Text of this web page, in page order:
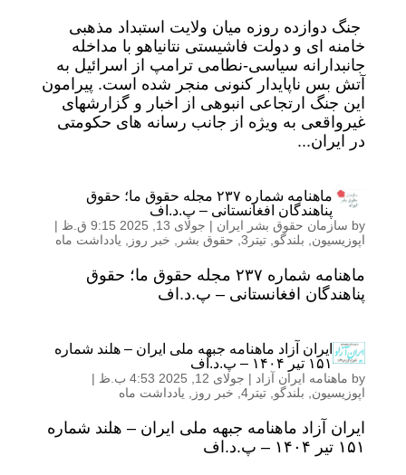
جنگ دوازده روزه میان ولایت استبداد مذهبی
خامنه ای و دولت فاشیستی نتانیاهو با مداخله
جانبدارانه سیاسی-نطامی ترامپ از اسرائیل به
آتش بس ناپایدار کنونی منجر شده است. پیرامون
این جنگ ارتجاعی انبوهی از اخبار و گزارشهای
غیرواقعی به ویژه از جانب رسانه های حکومتی
در ایران...
ماهنامه شماره ۲۳۷ مجله حقوق ما؛ حقوق
پناهندگان افغانستانی – پ.د.اف
by سازمان حقوق بشر ایران | جولای 13, 2025 9:15 ق.ظ
|
اپوزیسیون
بلندگو تیتر3 , حقوق بشر خبر روز یادداشت ماه
ماهنامه شماره ۲۳۷ مجله حقوق ما؛ حقوق
پناهندگان افغانستانی – پ.د.اف
ایران آزاد ماهنامه جبهه ملی ایران – هلند شماره
۱۵۱ تیر ۱۴۰۴ – پ.د.اف
by ماهنامه ایران آزاد | جولای 12, 2025 4:53 ب.ظ
|
اپوزیسیون
بلندگو تیتر4 , خبر روز یادداشت ماه
ایران آزاد ماهنامه جبهه ملی ایران – هلند شماره
۱۵۱ تیر ۱۴۰۴ – پ.د.اف